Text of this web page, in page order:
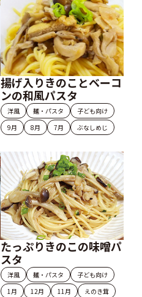
揚げ入りきのことベーコ
ンの和風パスタ
洋風 麺・パスタ
子ども向け
9月
8月 7月 ぶなしめじ
たっぷりきのこの味噌パ
スタ
洋風 麺・パスタ
子ども向け
1月
12月 11月
えのき茸